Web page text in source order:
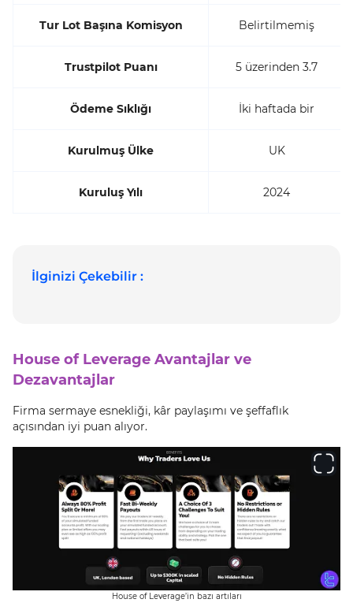
Tur Lot Başına Komisyon Belirtilmemiş
Trustpilot Puanı 5 üzerinden 3.7
Ödeme Sıklığı İki haftada bir
Kurulmuş Ülke UK
Kuruluş Yılı 2024
İlginizi Çekebilir :
House of Leverage Avantajlar ve
Dezavantajlar
Firma sermaye esnekliği, kâr paylaşımı ve şeffaflık
açısından iyi puan alıyor.
House of Leverage’in bazı artıları